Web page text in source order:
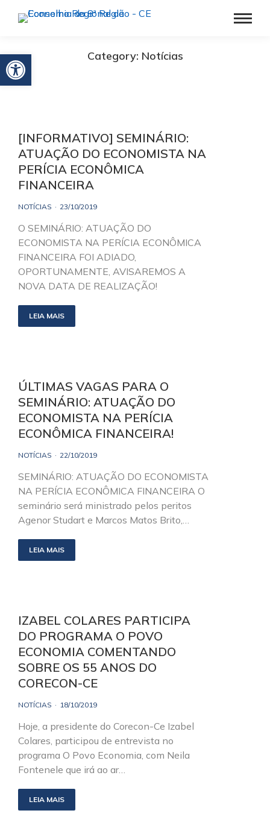
Barra de Ferramentas Aberta Category: Notícias
[INFORMATIVO] SEMINÁRIO:
ATUAÇÃO DO ECONOMISTA NA
PERÍCIA ECONÔMICA
FINANCEIRA
NOTÍCIAS 23/10/2019
O SEMINÁRIO: ATUAÇÃO DO
ECONOMISTA NA PERÍCIA ECONÔMICA
FINANCEIRA FOI ADIADO,
OPORTUNAMENTE, AVISAREMOS A
NOVA DATA DE REALIZAÇÃO!
LEIA MAIS
ÚLTIMAS VAGAS PARA O
SEMINÁRIO: ATUAÇÃO DO
ECONOMISTA NA PERÍCIA
ECONÔMICA FINANCEIRA!
NOTÍCIAS 22/10/2019
SEMINÁRIO: ATUAÇÃO DO ECONOMISTA
NA PERÍCIA ECONÔMICA FINANCEIRA O
seminário será ministrado pelos peritos
Agenor Studart e Marcos Matos Brito,…
LEIA MAIS
IZABEL COLARES PARTICIPA
DO PROGRAMA O POVO
ECONOMIA COMENTANDO
SOBRE OS 55 ANOS DO
CORECON-CE
NOTÍCIAS 18/10/2019
Hoje, a presidente do Corecon-Ce Izabel
Colares, participou de entrevista no
programa O Povo Economia, com Neila
Fontenele que irá ao ar…
LEIA MAIS